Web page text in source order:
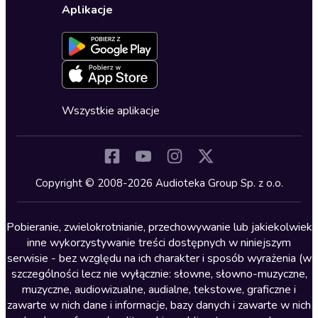
Dla młodzieży
Kryminały
Lektury szkolne
Literatura anglojęzyczna
Literatura faktu
Literatura obyczajowa
Literatura piękna obca
Ustawienia prywatności
Formularz zgłaszania nielegalnych treści
Deklaracja dostępności
Oferta dla firm i bibliotek
Dołącz do newslettera
Blog
Zapowiedzi
Cykle audiobooków
Aplikacje
Wszystkie aplikacje
Copyright © 2008-2026 Audioteka Group Sp. z o.o.
Pobieranie, zwielokrotnianie, przechowywanie lub jakiekolwiek
inne wykorzystywanie treści dostępnych w niniejszym
serwisie - bez względu na ich charakter i sposób wyrażenia (w
szczególności lecz nie wyłącznie: słowne, słowno-muzyczne,
muzyczne, audiowizualne, audialne, tekstowe, graficzne i
zawarte w nich dane i informacje, bazy danych i zawarte w nich